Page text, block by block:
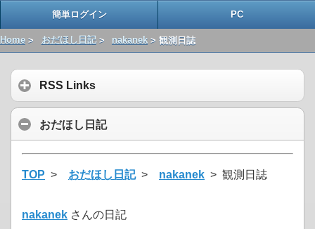
簡単ログイン PC
Home > おだほし日記> nakanek > 観測日誌
RSS Links
おだほし日記
TOP > おだほし日記> nakanek > 観測日誌
nakanek さんの日記